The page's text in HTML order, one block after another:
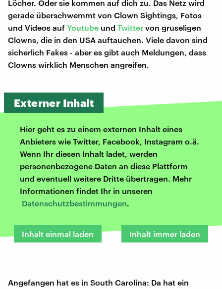
Löcher. Oder sie kommen auf dich zu. Das Netz wird
gerade überschwemmt von Clown Sightings, Fotos
und Videos auf Youtube und Twitter von gruseligen
Clowns, die in den USA auftauchen. Viele davon sind
sicherlich Fakes - aber es gibt auch Meldungen, dass
Clowns wirklich Menschen angreifen.
Externer Inhalt
Hier geht es zu einem externen Inhalt eines
Anbieters wie Twitter, Facebook, Instagram o.ä.
Wenn Ihr diesen Inhalt ladet, werden
personenbezogene Daten an diese Plattform
und eventuell weitere Dritte übertragen. Mehr
Informationen findet Ihr in unseren
Datenschutzbestimmungen.
Inhalt einmal laden Inhalt immer laden
Angefangen hat es in South Carolina: Da hat ein